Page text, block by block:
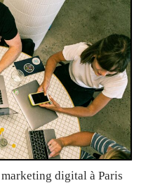
digital à Paris